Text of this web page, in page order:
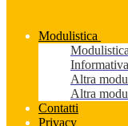
Modulistica
Altra
Altra
Contatti
Privacy